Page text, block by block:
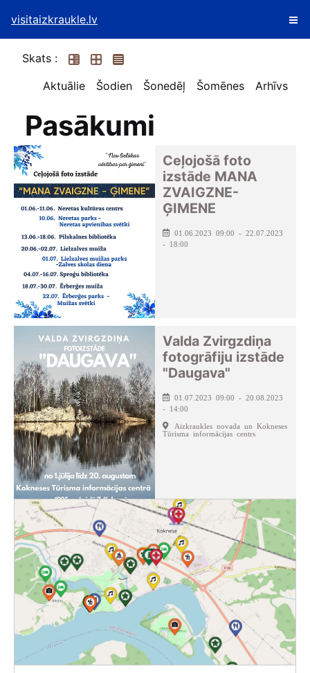
visitaizkraukle.lv
Skats :
Aktuālie
Šodien Šonedēļ Šomēnes Arhīvs
Pasākumi
Ceļojošā foto
izstāde MANA
ZVAIGZNE-
ĢIMENE
01.06.2023 09:00 - 22.07.2023
- 18:00
Valda Zvirgzdiņa
fotogrāfiju izstāde
"Daugava"
01.07.2023 09:00 - 20.08.2023
- 14:00
Aizkraukles novada un Kokneses
Tūrisma informācijas centrs